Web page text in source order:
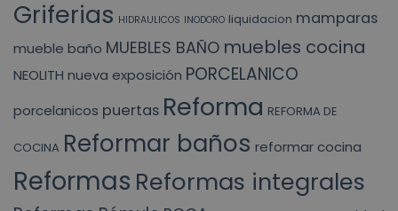
Griferias HIDRAULICOS INODORO liquidacion mamparas
mueble baño MUEBLES BAÑO muebles cocina
NEOLITH nueva exposición PORCELANICO
porcelanicos puertas Reforma REFORMA DE
COCINA Reformar baños reformar cocina
Reformas Reformas integrales